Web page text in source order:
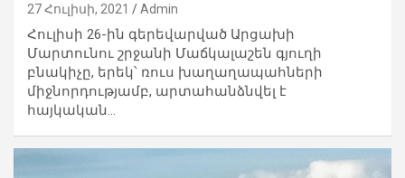
27 Հուլիսի, 2021 Admin
Հուլիսի 26-ին գերեվարված Արցախի
Մարտունու շրջանի Մաճկալաշեն գյուղի
բնակիչը, երեկ՝ ռուս խաղաղապահների
միջնորդությամբ, արտահանձնվել է
հայկական…